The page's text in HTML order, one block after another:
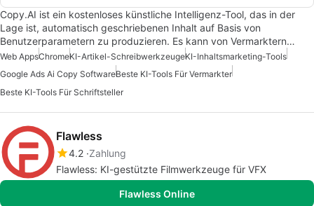
Copy.AI ist ein kostenloses künstliche Intelligenz-Tool, das in der
Lage ist, automatisch geschriebenen Inhalt auf Basis von
Benutzerparametern zu produzieren. Es kann von Vermarktern…
Web AppsChromeKI-Artikel-SchreibwerkzeugeKI-Inhaltsmarketing-Tools
Google Ads Ai Copy SoftwareBeste KI-Tools Für Vermarkter
Beste KI-Tools Für Schriftsteller
Flawless
4.2 Zahlung
Flawless: KI-gestützte Filmwerkzeuge für VFX
Flawless Online